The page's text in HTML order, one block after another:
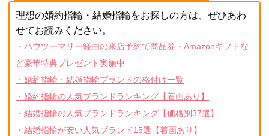
理想の婚約指輪・結婚指輪をお探しの方は、ぜひあわ
せてお読みください。
・ハウツーマリー経由の来店予約で商品券・Amazonギフトな
ど豪華特典プレゼント実施中
・婚約指輪・結婚指輪ブランドの格付け一覧
・婚約指輪の人気ブランドランキング【着画あり】
・結婚指輪の人気ブランドランキング【価格別37選】
・結婚指輪が安い人気ブランド15選【着画あり】